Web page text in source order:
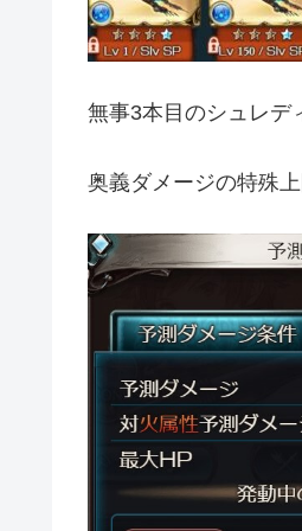
無事3本目のシュレデ
奥義ダメージの特殊